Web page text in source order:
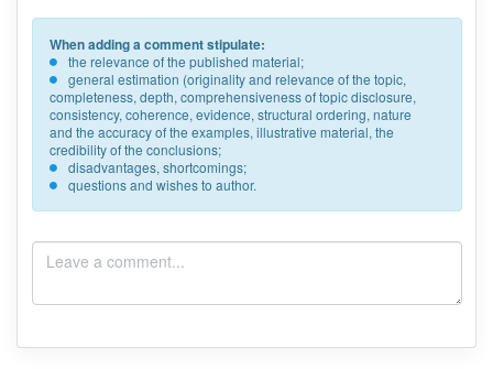
When adding a comment stipulate:
the relevance of the published material;
general estimation (originality and relevance of the topic,
completeness, depth, comprehensiveness of topic disclosure,
consistency, coherence, evidence, structural ordering, nature
and the accuracy of the examples, illustrative material, the
credibility of the conclusions;
disadvantages, shortcomings;
questions and wishes to author.